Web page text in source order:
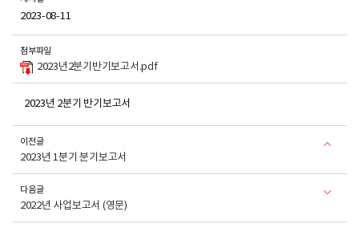
2023-08-11
첨부파일
2023년2분기반기보고서.pdf
2023년 2분기 반기보고서
이전글
2023년 1분기 분기보고서
다음글
2022년 사업보고서 (영문)